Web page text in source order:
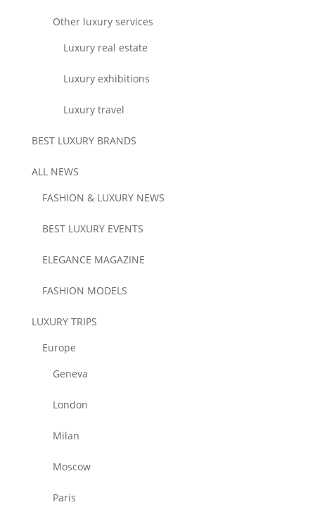
Other luxury services
Luxury real estate
Luxury exhibitions
Luxury travel
BEST LUXURY BRANDS
ALL NEWS
FASHION & LUXURY NEWS
BEST LUXURY EVENTS
ELEGANCE MAGAZINE
FASHION MODELS
LUXURY TRIPS
Europe
Geneva
London
Milan
Moscow
Paris